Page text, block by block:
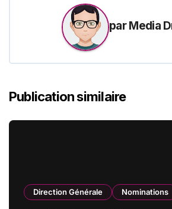
parMedia
Publication similaire
Direction Générale Nominations